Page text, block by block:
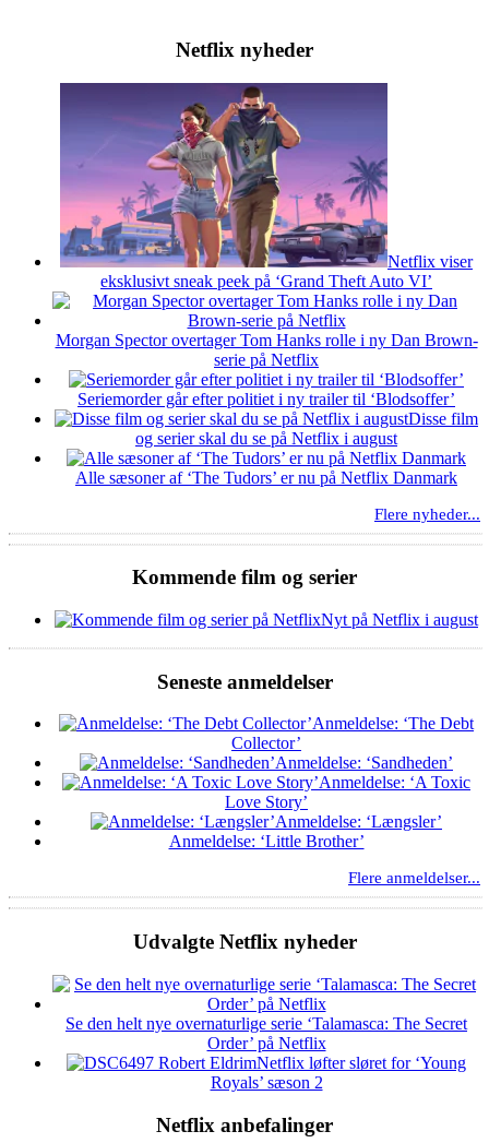
Netflix nyheder
Netflix viser
eksklusivt sneak peek på ‘Grand Theft Auto VI’
Morgan Spector overtager Tom Hanks rolle i ny Dan Brown-
serie på Netflix
Seriemorder går efter politiet i ny trailer til ‘Blodsoffer’
Disse film
og serier skal du se på Netflix i august
Alle sæsoner af ‘The Tudors’ er nu på Netflix Danmark
Flere nyheder...
Kommende film og serier
Nyt på Netflix i august
Seneste anmeldelser
Anmeldelse: ‘The Debt
Collector’
Anmeldelse: ‘Sandheden’
Anmeldelse: ‘A Toxic
Love Story’
Anmeldelse: ‘Længsler’
Anmeldelse: ‘Little Brother’
Flere anmeldelser...
Udvalgte Netflix nyheder
Se den helt nye overnaturlige serie ‘Talamasca: The Secret
Order’ på Netflix
Netflix løfter sløret for ‘Young
Royals’ sæson 2
Netflix anbefalinger